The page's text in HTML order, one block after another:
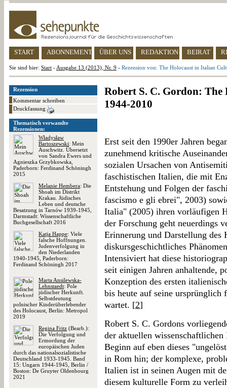
START ABONNEMENT ÜBER UNS REDAKTION BEIRAT
Sie sind hier: Start - Ausgabe 13 (2013), Nr. 9 - Rezension von: The Holocaust in Italian
Rezension
Kommentar schreiben
Druckfassung
Thematisch verwandte
Rezensionen:
Władysław
Bartoszewski: Mein
Auschwitz. Übersetzt
von Sandra Ewers und
Agnieszka Grzybkowska,
Paderborn: Ferdinand Schöningh
2015
Melanie Hembera: Die
Shoah im Distrikt
Krakau. Jüdisches
Leben und deutsche
Besatzung in Tarnów 1939-1945,
Darmstadt: Wissenschaftliche
Buchgesellschaft 2016
Katja Happe: Viele
falsche Hoffnungen.
Judenverfolgung in
den Niederlanden
1940-1945, Paderborn:
Ferdinand Schöningh 2017
Marta Ansilewska-
Lehnstaedt: Pole
jüdischer Herkunft.
Selbstdeutung
polnischer Kinderüberlebender
des Holocaust, Berlin: Metropol
2019
Regina Fritz (Bearb.):
Die Verfolgung und
Ermordung der
europäischen Juden
durch das nationalsozialistische
Deutschland 1933-1945. Band
15: Ungarn 1944-1945, Berlin /
Boston: De Gruyter Oldenbourg
2021
Robert S. C. Gordon:
1944-2010
Erst seit den 1990er Jahren
zunehmend kritische
sozialen Ursachen von
faschistischen Italien, die mit
Entstehung und Folgen der
fascismo e gli ebrei", 2003)
Italia" (2005) ihren vorläufigen
der Forschung geht neuerdings
Erinnerung und Darstellung des
diskursgeschichtliches
Intensiviert hat diese
seit einigen Jahren anhaltende,
Konzeption des ersten
bis heute auf seine ursprünglich
wartet. [2]
Robert S. C. Gordons
der aktuellen
Beginn auf eben dieses
in Rom hin; der komplexe,
Italien ist in seinen Augen mit
diesem kulturelle Form zu